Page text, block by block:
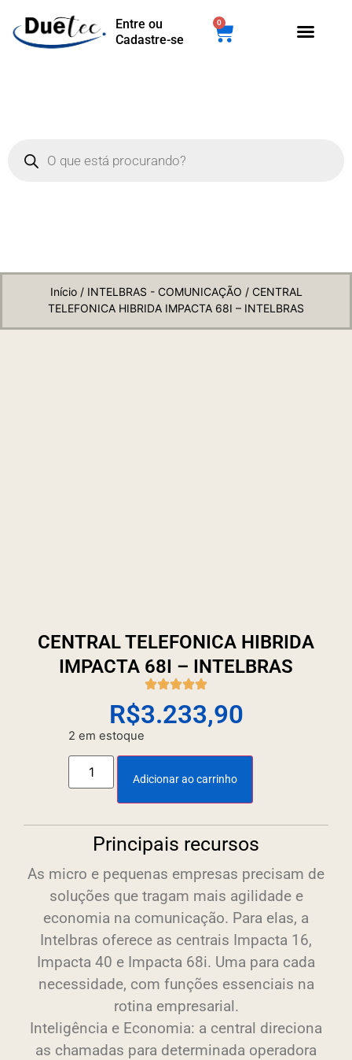
Entre ou
Cadastre-se
0
Início/ INTELBRAS - COMUNICAÇÃO / CENTRAL
TELEFONICA HIBRIDA IMPACTA 68I – INTELBRAS
CENTRAL TELEFONICA HIBRIDA
IMPACTA 68I – INTELBRAS
R$3.233,90
2 em estoque
Adicionar ao carrinho
Principais recursos
As micro e pequenas empresas precisam de
soluções que tragam mais agilidade e
economia na comunicação. Para elas, a
Intelbras oferece as centrais Impacta 16,
Impacta 40 e Impacta 68i. Uma para cada
necessidade, com funções essenciais na
rotina empresarial.
Inteligência e Economia: a central direciona
as chamadas para determinada operadora